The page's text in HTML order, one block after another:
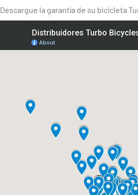
Descargue la garantía de su bicicleta